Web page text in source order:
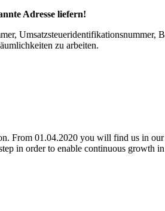
Adresse liefern!
zu arbeiten.
From 01.04.2020 you will find us in
in order to enable continuous growth